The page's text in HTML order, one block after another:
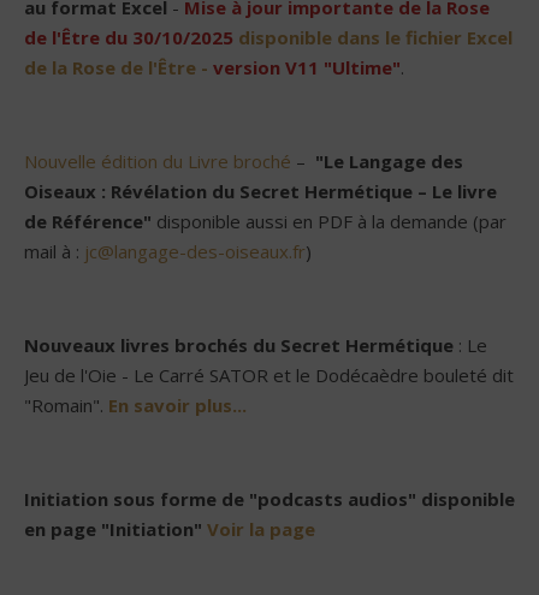
au format Excel - Mise à jour importante de la Rose
de l'Être du 30/10/2025 disponible dans le fichier Excel
de la Rose de l'Être - version V11 "Ultime".
Nouvelle édition du Livre broché – "Le Langage des
Oiseaux : Révélation du Secret Hermétique – Le livre
de Référence" disponible aussi en PDF à la demande (par
mail à : jc@langage-des-oiseaux.fr)
Nouveaux livres brochés du Secret Hermétique : Le
Jeu de l'Oie - Le Carré SATOR et le Dodécaèdre bouleté dit
"Romain". En savoir plus...
Initiation sous forme de "podcasts audios" disponible
en page "Initiation" Voir la page